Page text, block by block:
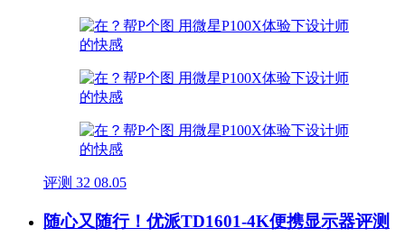
评测 32 08.05
随心又随行！优派TD1601-4K便携显示器评测